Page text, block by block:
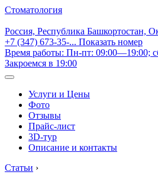
Стоматология
Россия, Республика Башкортостан,
+7 (347) 673-35-... Показать номер
Время работы: Пн-пт: 09:00—19:00;
Закроемся в 19:00
Услуги и Цены
Фото
Отзывы
Прайс-лист
3D-тур
Описание и контакты
Статьи ›